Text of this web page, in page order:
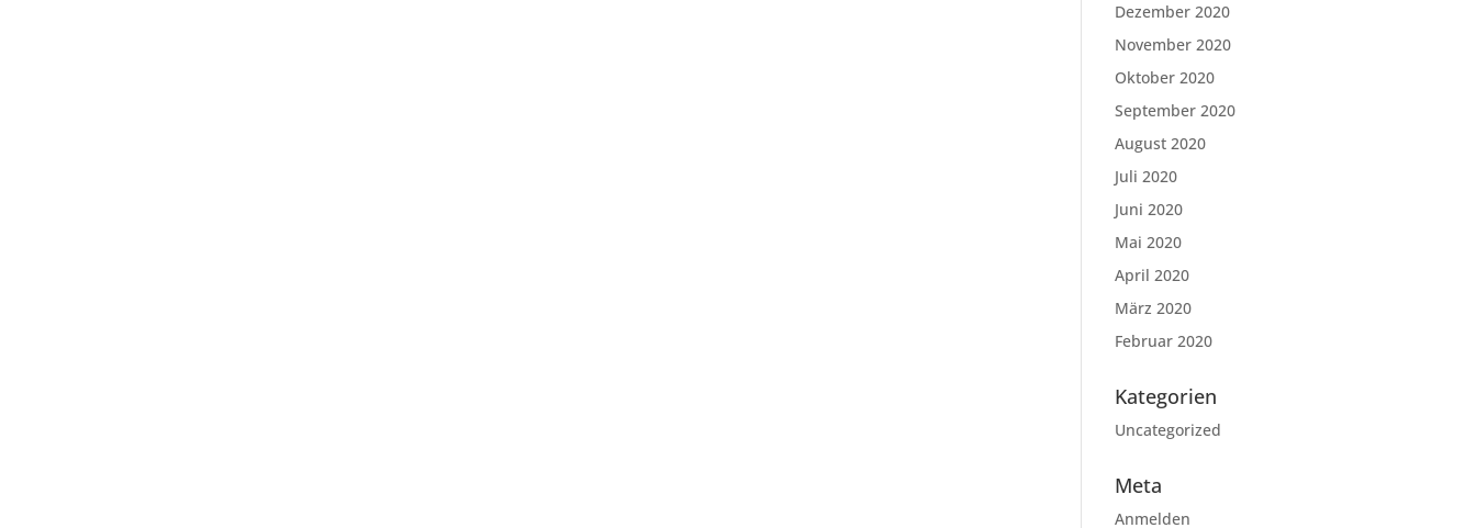
Dezember 2020
November 2020
Oktober 2020
September 2020
August 2020
Juli 2020
Juni 2020
Mai 2020
April 2020
März 2020
Februar 2020
Kategorien
Uncategorized
Meta
Anmelden